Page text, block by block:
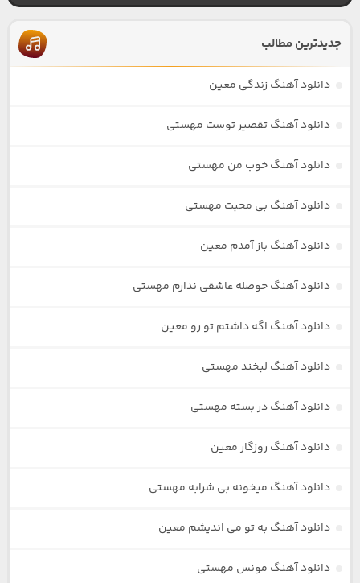
جدیدترین مطالب
دانلود آهنگ زندگی معین
دانلود آهنگ تقصیر توست مهستی
دانلود آهنگ خوب من مهستی
دانلود آهنگ بی محبت مهستی
دانلود آهنگ باز آمدم معین
دانلود آهنگ حوصله عاشقی ندارم مهستی
دانلود آهنگ اگه داشتم تو رو معین
دانلود آهنگ لبخند مهستی
دانلود آهنگ در بسته مهستی
دانلود آهنگ روزگار معین
دانلود آهنگ میخونه بی شرابه مهستی
دانلود آهنگ به تو می اندیشم معین
دانلود آهنگ مونس مهستی